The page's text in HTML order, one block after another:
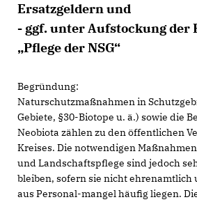
Ersatzgeldern und
- ggf. unter Aufstockung der
Pflege der NSG“
Begründung:
Naturschutzmaßnahmen in
Gebiete, §30-Biotope u. ä.) sowie die
Neobiota zählen zu den öffentlichen
Kreises. Die notwendigen
und Landschaftspflege sind jedoch
bleiben, sofern sie nicht ehrenamtlich
aus Personal-mangel häufig liegen.